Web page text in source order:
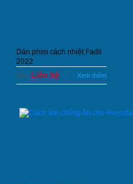
Dán phim cách nhiệt Fadil
2022
Giá: Liên hệ Xem thêm